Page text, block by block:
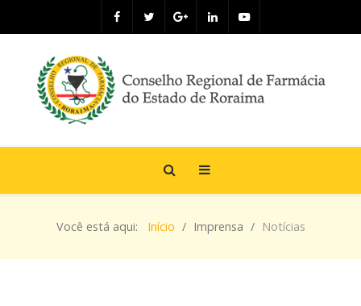
Você está aqui: Início Imprensa Notícias